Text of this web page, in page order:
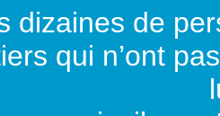
dizaines de
qui n’ont